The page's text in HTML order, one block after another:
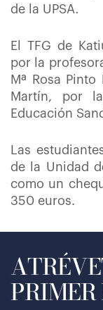
de la UPSA.
El TFG de
por la
Mª Rosa
Martín, por
Educación
Las
de la Unidad
como un
350 euros.
PRIMER